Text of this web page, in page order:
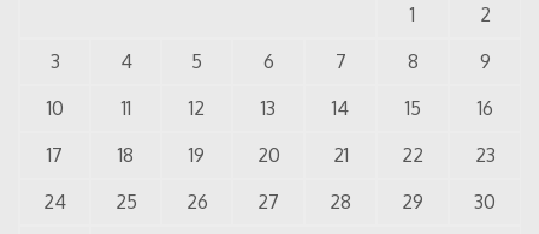
1
2
3
4 5 6 7 8
9
10
11 12 13 14 15
16
17
18 19 20 21 22
23
24
25 26 27 28 29
30